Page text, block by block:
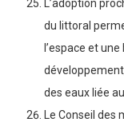
L’adoption
du littoral
l’espace et
des eaux liée
Le Conseil des